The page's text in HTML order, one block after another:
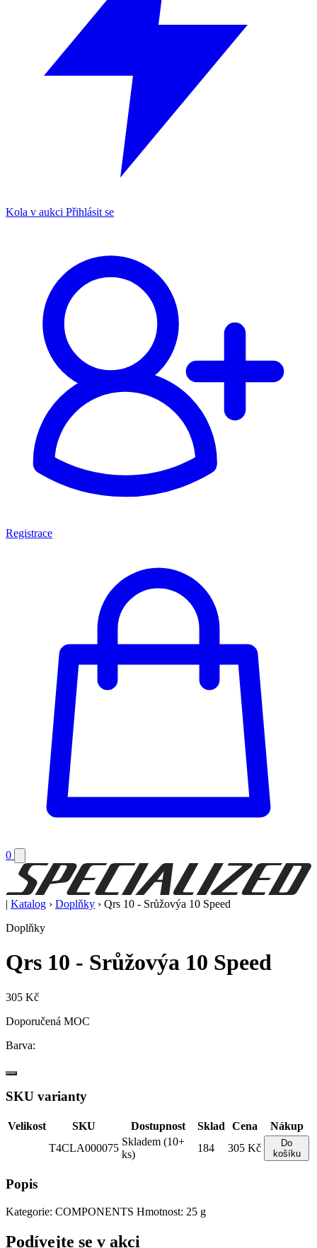
Kola v aukci Přihlásit se
Registrace
0
| Katalog › Doplňky › Qrs 10 - Srůžovýa 10 Speed
Doplňky
Qrs 10 - Srůžovýa 10 Speed
305 Kč
Doporučená MOC
Barva:
SKU varianty
Velikost SKU Dostupnost Sklad Cena
Nákup
T4CLA000075
Skladem (10+
ks)
184 305 Kč
Do
košíku
Popis
Kategorie: COMPONENTS Hmotnost: 25 g
Podívejte se v akci